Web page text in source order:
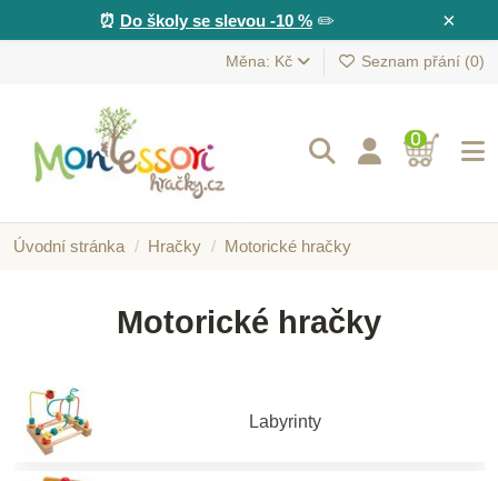
×
⏰ Do školy se slevou -10 %✏️
Měna: Kč Seznam přání (0)
0
Úvodní stránka Hračky Motorické hračky
Motorické hračky
Labyrinty